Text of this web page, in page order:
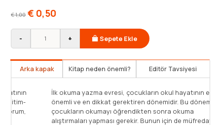
€1,00 € 0,50
- + Sepete Ekle
Arka kapak Kitap neden önemli? Editör Tavsiyesi
İlk okuma-yazma faaliyetleri öğrencinin eğitim hayatının
en önemli basamaklarından birisidir. Bu basamak eğitim-
öğretim sürecinin temelini oluşturur. Yaşasın Okuyorum,
çocukların bu basamağı keyif alarak geçmelerini
İlk